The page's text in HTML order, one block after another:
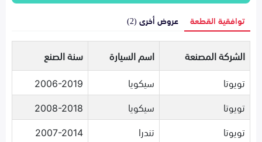
توافقية القطعة عروض أخرى (2)
الشركة المصنعة اسم السيارة
سنة الصنع
تويوتا
سيكويا
2006-2019
تويوتا
سيكويا
2008-2018
تويوتا
تندرا 2007-2014